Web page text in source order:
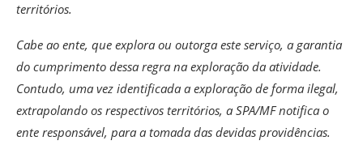
territórios.
Cabe ao ente, que explora ou outorga este serviço, a garantia
do cumprimento dessa regra na exploração da atividade.
Contudo, uma vez identificada a exploração de forma ilegal,
extrapolando os respectivos territórios, a SPA/MF notifica o
ente responsável, para a tomada das devidas providências.